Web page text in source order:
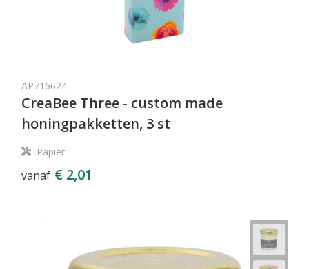
AP716624
CreaBee Three - custom made
honingpakketten, 3 st
Papier
vanaf € 2,01